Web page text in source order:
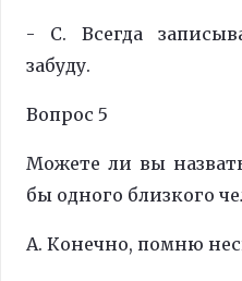
- C. Всегда
забуду.
Вопрос 5
Можете ли вы
бы одного близкого
A. Конечно, помню